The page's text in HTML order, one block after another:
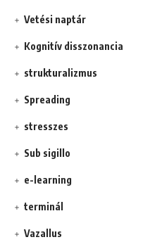
Vetési naptár
Kognitív disszonancia
strukturalizmus
Spreading
stresszes
Sub sigillo
e-learning
terminál
Vazallus